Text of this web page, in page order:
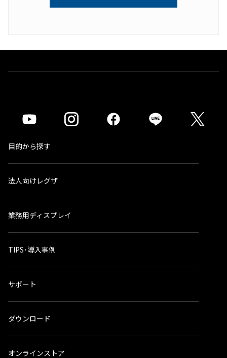
目的から探す
法人向けレグザ
業務用ディスプレイ
TIPS･導入事例
サポート
ダウンロード
オンラインストア